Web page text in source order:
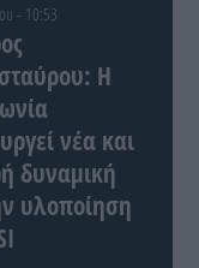
- 10:53
Η
νέα και
δυναμική
υλοποίηση